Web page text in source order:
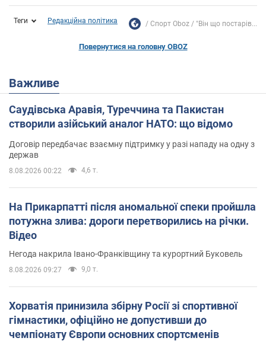
Теги Редакційна політика Спорт Oboz "Він що постарів...
Повернутися на головну OBOZ
Важливе
Саудівська Аравія, Туреччина та Пакистан
створили азійський аналог НАТО: що відомо
Договір передбачає взаємну підтримку у разі нападу на одну з
держав
8.08.2026 00:22 4,6 т.
На Прикарпатті після аномальної спеки пройшла
потужна злива: дороги перетворились на річки.
Відео
Негода накрила Івано-Франківщину та курортний Буковель
8.08.2026 09:27 9,0 т.
Хорватія принизила збірну Росії зі спортивної
гімнастики, офіційно не допустивши до
чемпіонату Європи основних спортсменів